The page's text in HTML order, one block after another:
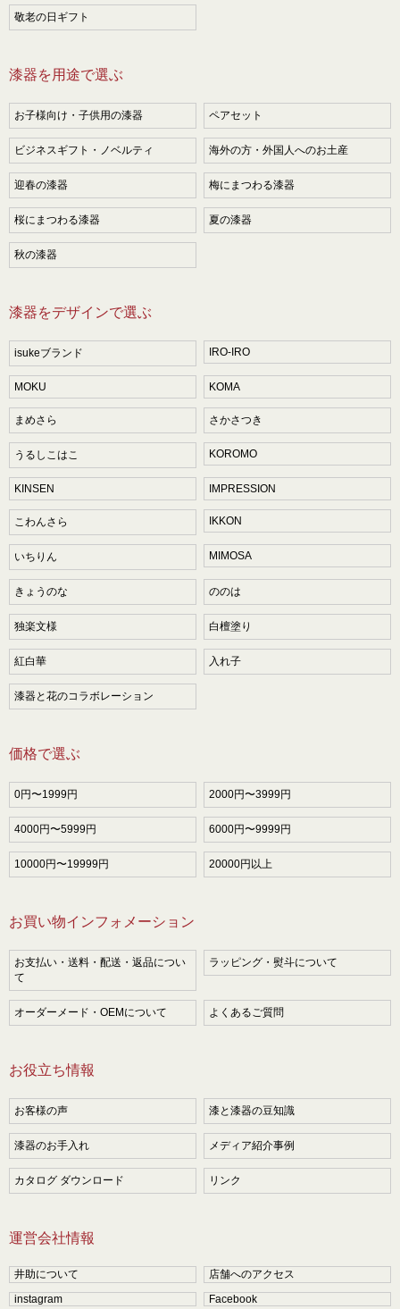
敬老の日ギフト
漆器を用途で選ぶ
お子様向け・子供用の漆器 ペアセット
ビジネスギフト・ノベルティ 海外の方・外国人へのお土産
迎春の漆器 梅にまつわる漆器
桜にまつわる漆器 夏の漆器
秋の漆器
漆器をデザインで選ぶ
isukeブランド IRO-IRO
MOKU KOMA
まめさら さかさつき
うるしこはこ KOROMO
KINSEN IMPRESSION
こわんさら IKKON
いちりん MIMOSA
きょうのな ののは
独楽文様 白檀塗り
紅白華 入れ子
漆器と花のコラボレーション
価格で選ぶ
0円〜1999円 2000円〜3999円
4000円〜5999円 6000円〜9999円
10000円〜19999円 20000円以上
お買い物インフォメーション
お支払い・送料・配送・返品につい
て
ラッピング・熨斗について
オーダーメード・OEMについて よくあるご質問
お役立ち情報
お客様の声 漆と漆器の豆知識
漆器のお手入れ メディア紹介事例
カタログ ダウンロード リンク
運営会社情報
井助について
店舗へのアクセス
instagram
Facebook